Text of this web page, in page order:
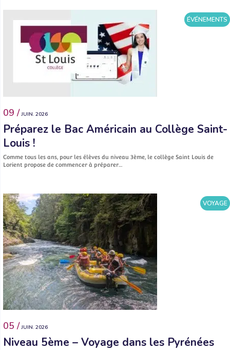
ÉVÉNEMENTS
09 / JUIN. 2026
Préparez le Bac Américain au Collège Saint-
Louis !
Comme tous les ans, pour les élèves du niveau 3ème, le collège Saint Louis de
Lorient propose de commencer à préparer…
VOYAGE
05 / JUIN. 2026
Niveau 5ème – Voyage dans les Pyrénées